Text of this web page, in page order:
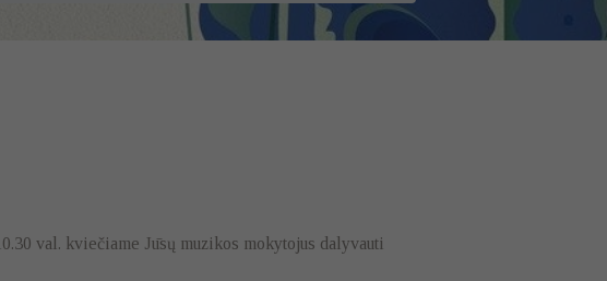
Kontaktai
val. kviečiame Jūsų muzikos mokytojus dalyvauti